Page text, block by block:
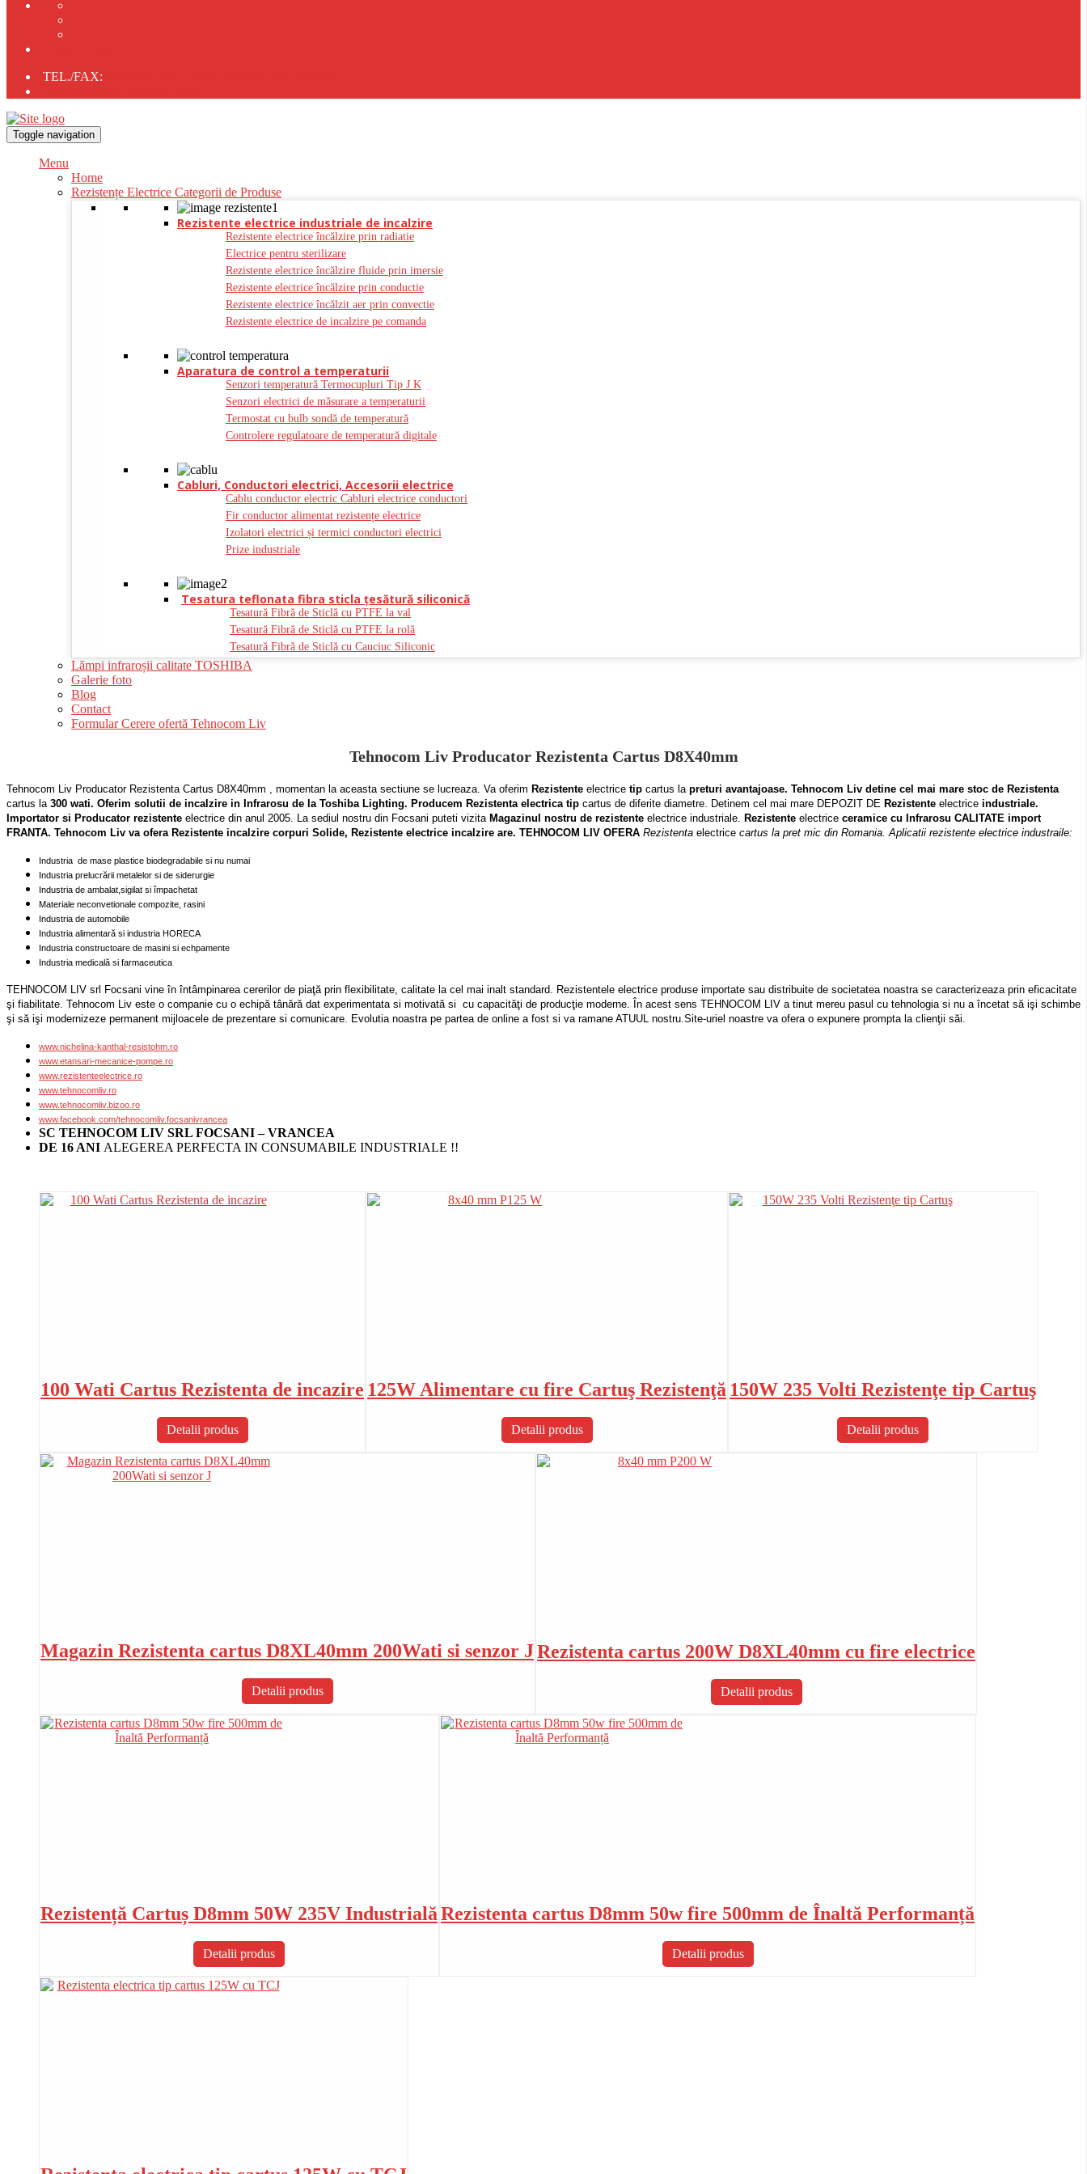
TEL./FAX:
Toggle navigation
Menu
Home
Rezistențe Electrice Categorii de Produse
Rezistente electrice industriale de incalzire
Rezistente electrice încălzire prin radiatie
Electrice pentru sterilizare
Rezistente electrice încălzire fluide prin imersie
Rezistente electrice încălzire prin conductie
Rezistente electrice încălzit aer prin convectie
Rezistente electrice de incalzire pe comanda
Aparatura de control a temperaturii
Senzori temperatură Termocupluri Tip J K
Senzori electrici de măsurare a temperaturii
Termostat cu bulb sondă de temperatură
Controlere regulatoare de temperatură digitale
Cabluri, Conductori electrici, Accesorii electrice
Cablu conductor electric Cabluri electrice conductori
Fir conductor alimentat rezistențe electrice
Izolatori electrici și termici conductori electrici
Prize industriale
Tesatura teflonata fibra sticla ţesătură siliconică
Tesatură Fibră de Sticlă cu PTFE la val
Tesatură Fibră de Sticlă cu PTFE la rolă
Tesatură Fibră de Sticlă cu Cauciuc Siliconic
Lămpi infraroșii calitate TOSHIBA
Galerie foto
Blog
Contact
Formular Cerere ofertă Tehnocom Liv
Tehnocom Liv Producator Rezistenta Cartus D8X40mm
Tehnocom Liv Producator Rezistenta Cartus D8X40mm , momentan la aceasta sectiune se lucreaza. Va oferim Rezistente electrice tip cartus la preturi avantajoase. Tehnocom Liv detine cel mai mare stoc de Rezistenta
cartus la 300 wati. Oferim solutii de incalzire in Infrarosu de la Toshiba Lighting. Producem Rezistenta electrica tip cartus de diferite diametre. Detinem cel mai mare DEPOZIT DE Rezistente electrice industriale.
Importator si Producator rezistente electrice din anul 2005. La sediul nostru din Focsani puteti vizita Magazinul nostru de rezistente electrice industriale. Rezistente electrice ceramice cu Infrarosu CALITATE import
FRANTA. Tehnocom Liv va ofera Rezistente incalzire corpuri Solide, Rezistente electrice incalzire are. TEHNOCOM LIV OFERA Rezistenta electrice cartus la pret mic din Romania. Aplicatii rezistente electrice industraile:
Industria de mase plastice biodegradabile si nu numai
Industria prelucrării metalelor si de siderurgie
Industria de ambalat,sigilat si împachetat
Materiale neconvetionale compozite, rasini
Industria de automobile
Industria alimentară si industria HORECA
Industria constructoare de masini si echpamente
Industria medicală si farmaceutica
TEHNOCOM LIV srl Focsani vine în întâmpinarea cererilor de piaţă prin flexibilitate, calitate la cel mai inalt standard. Rezistentele electrice produse importate sau distribuite de societatea noastra se caracterizeaza prin eficacitate
şi fiabilitate. Tehnocom Liv este o companie cu o echipă tânără dat experimentata si motivată si cu capacităţi de producţie moderne. În acest sens TEHNOCOM LIV a tinut mereu pasul cu tehnologia si nu a încetat să işi schimbe
şi să işi modernizeze permanent mijloacele de prezentare si comunicare. Evolutia noastra pe partea de online a fost si va ramane ATUUL nostru.Site-uriel noastre va ofera o expunere prompta la clienţii săi.
www.nichelina-kanthal-resistohm.ro
www.etansari-mecanice-pompe.ro
www.rezistenteelectrice.ro
www.tehnocomliv.ro
www.tehnocomliv.bizoo.ro
www.facebook.com/tehnocomliv.focsanivrancea
SC TEHNOCOM LIV SRL FOCSANI – VRANCEA
DE 16 ANI ALEGEREA PERFECTA IN CONSUMABILE INDUSTRIALE !!
100 Wati Cartus Rezistenta de incazire
Detalii produs
125W Alimentare cu fire Cartuş Rezistenţă
Detalii produs
150W 235 Volti Rezistenţe tip Cartuş
Detalii produs
Magazin Rezistenta cartus D8XL40mm 200Wati si senzor J
Detalii produs
Rezistenta cartus 200W D8XL40mm cu fire electrice
Detalii produs
Rezistență Cartuș D8mm 50W 235V Industrială
Detalii produs
Rezistenta cartus D8mm 50w fire 500mm de Înaltă Performanță
Detalii produs